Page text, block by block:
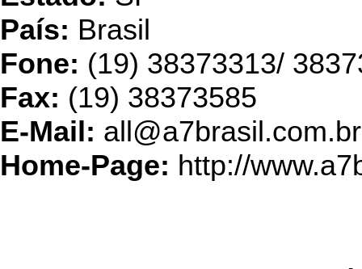
País: Brasil
Fone: (19) 38373313/
Fax: (19) 38373585
E-Mail: all@a7brasil.com.br
Home-Page: http://